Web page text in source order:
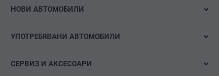
Audi
НОВИ АВТОМОБИЛИ
Тестово шофиране
УПОТРЕБЯВАНИ АВТОМОБИЛИ
Детайлно търсене
СЕРВИЗ И АКСЕСОАРИ